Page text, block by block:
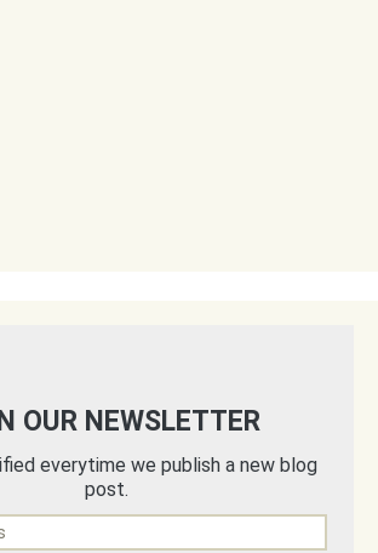
OUR NEWSLETTER
everytime we publish a new blog
post.